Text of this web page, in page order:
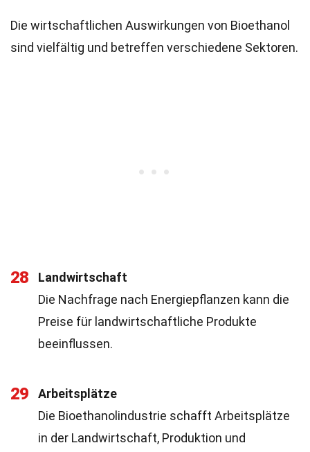
Die wirtschaftlichen Auswirkungen von Bioethanol
sind vielfältig und betreffen verschiedene Sektoren.
28
Landwirtschaft
Die Nachfrage nach Energiepflanzen kann die
Preise für landwirtschaftliche Produkte
beeinflussen.
29
Arbeitsplätze
Die Bioethanolindustrie schafft Arbeitsplätze
in der Landwirtschaft, Produktion und